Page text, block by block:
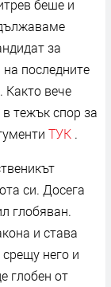
беше и
за
последните
Както вече
тежък спор за
ТУК .
си. Досега
глобяван.
и става
него и
глобен от